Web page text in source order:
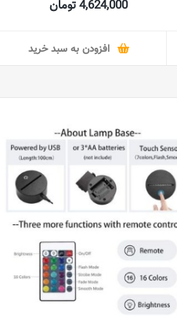
USB Nightlight تجسم منحصر به فرد جلوه
4,624,000 تومان
افزودن به سبد خرید